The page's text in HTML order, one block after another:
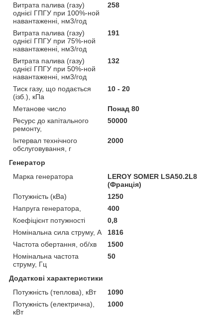
Витрата палива (газу)
однієї ГПГУ при 100%-ной
навантаженні, нм3/год
258
Витрата палива (газу)
однієї ГПГУ при 75%-ной
навантаженні, нм3/год
191
Витрата палива (газу)
однієї ГПГУ при 50%-ной
навантаженні, нм3/год
132
Тиск газу, що подається
(ізб.), кПа
10 - 20
Метанове число
Понад 80
Ресурс до капітального
ремонту,
50000
Інтервал технічного
обслуговування, г
2000
Генератор
Марка генератора
LEROY SOMER LSA50.2L8
(Франція)
Потужність (кВа)
1250
Напруга генератора,
400
Коефіцієнт потужності
0,8
Номінальна сила струму, А
1816
Частота обертання, об/хв
1500
Номінальна частота
струму, Гц
50
Додаткові характеристики
Потужність (теплова), кВт
1090
Потужність (електрична),
кВт
1000